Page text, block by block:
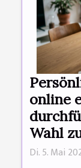
online
Wahl
Di. 5. Mai